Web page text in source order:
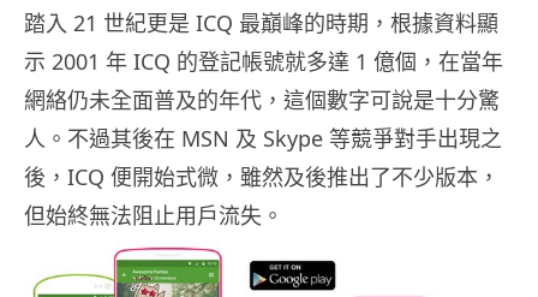
踏入 21 世紀更是 ICQ 最巔峰的時期，根據資料顯
示 2001 年 ICQ 的登記帳號就多達 1 億個，在當年
網絡仍未全面普及的年代，這個數字可說是十分驚
人。不過其後在 MSN 及 Skype 等競爭對手出現之
後，ICQ 便開始式微，雖然及後推出了不少版本，
但始終無法阻止用戶流失。